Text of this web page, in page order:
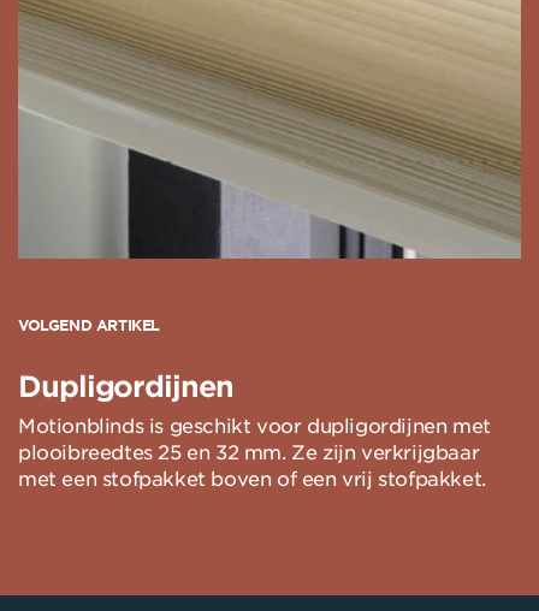
VOLGEND ARTIKEL
Dupligordijnen
Motionblinds is geschikt voor dupligordijnen met
plooibreedtes 25 en 32 mm. Ze zijn verkrijgbaar
met een stofpakket boven of een vrij stofpakket.